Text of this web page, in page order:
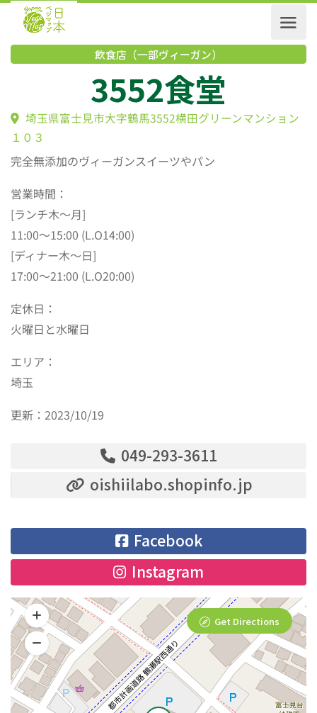
飲食店（一部ヴィーガン）
3552食堂
埼玉県富士見市大字鶴馬3552横田グリーンマンショ
完全無添加のヴィーガンスイーツやパン
営業時間：
[ランチ木〜月]
11:00～15:00 (L.O14:00)
[ディナー木〜日]
17:00～21:00 (L.O20:00)
定休日：
火曜日と水曜日
エリア：
埼玉
更新：2023/10/19
049-293-3611
oishiilabo.shopinfo.jp
Facebook
Instagram
Get Directions